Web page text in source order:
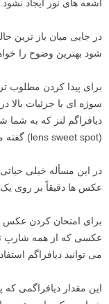
اشعه های نور ایجاد نشود.
در جایی میان باز ترین
شود بهترین وضوح را
برای پیدا کردن مطلوب
سوژه ای با جزئیات بالا
دیافراگم لنز که به شما
(lens sweet spot) گفته می شود.
در این مسأله خیلی
عکس ها دقیقاً بر روی
می توانید دیافراگم
این مقدار دیافراگمی که